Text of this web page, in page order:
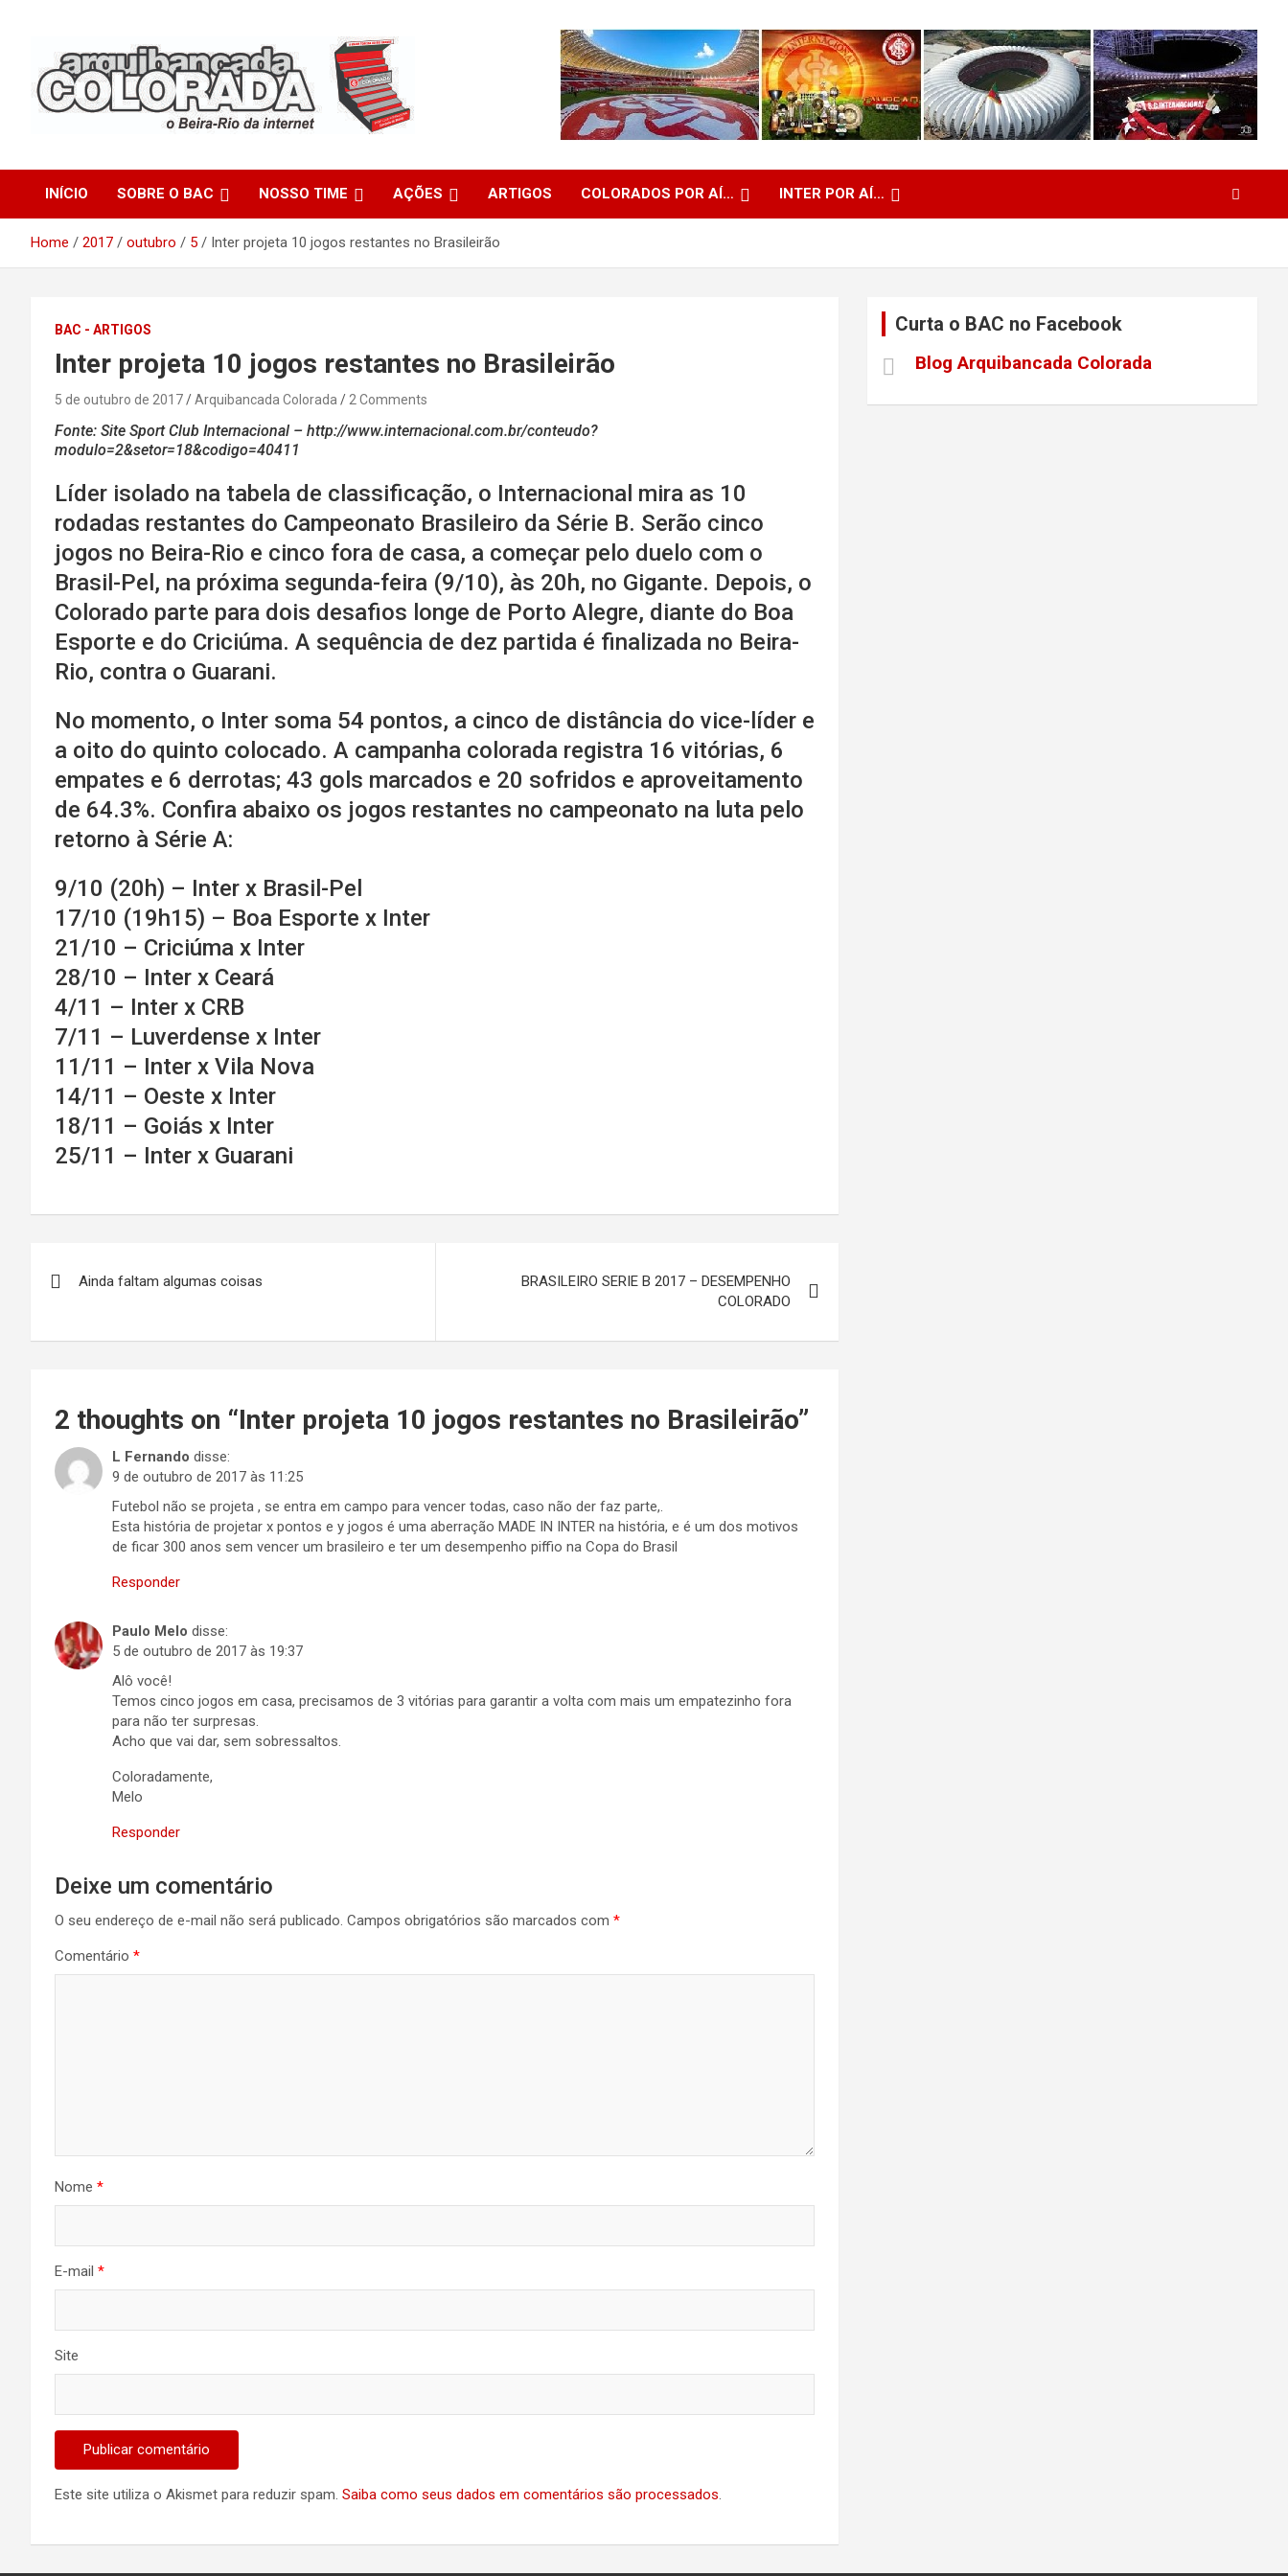
Arquibancada Colorada
INÍCIO SOBRE O BAC NOSSO TIME AÇÕES ARTIGOS COLORADOS POR AÍ… INTER POR AÍ…
Home 2017 outubro 5 Inter projeta 10 jogos restantes no Brasileirão
BAC - ARTIGOS
Inter projeta 10 jogos restantes no Brasileirão
5 de outubro de 2017 Arquibancada Colorada 2 Comments
Fonte: Site Sport Club Internacional – http://www.internacional.com.br/conteudo?
modulo=2&setor=18&codigo=40411
Líder isolado na tabela de classificação, o Internacional mira as 10
rodadas restantes do Campeonato Brasileiro da Série B. Serão cinco
jogos no Beira-Rio e cinco fora de casa, a começar pelo duelo com o
Brasil-Pel, na próxima segunda-feira (9/10), às 20h, no Gigante. Depois, o
Colorado parte para dois desafios longe de Porto Alegre, diante do Boa
Esporte e do Criciúma. A sequência de dez partida é finalizada no Beira-
Rio, contra o Guarani.
No momento, o Inter soma 54 pontos, a cinco de distância do vice-líder e
a oito do quinto colocado. A campanha colorada registra 16 vitórias, 6
empates e 6 derrotas; 43 gols marcados e 20 sofridos e aproveitamento
de 64.3%. Confira abaixo os jogos restantes no campeonato na luta pelo
retorno à Série A:
9/10 (20h) – Inter x Brasil-Pel
17/10 (19h15) – Boa Esporte x Inter
21/10 – Criciúma x Inter
28/10 – Inter x Ceará
4/11 – Inter x CRB
7/11 – Luverdense x Inter
11/11 – Inter x Vila Nova
14/11 – Oeste x Inter
18/11 – Goiás x Inter
25/11 – Inter x Guarani
de
Post
Ainda faltam algumas coisas
BRASILEIRO SERIE B 2017 – DESEMPENHO
COLORADO
2 thoughts on “Inter projeta 10 jogos restantes no Brasileirão”
L Fernando disse:
9 de outubro de 2017 às 11:25
Futebol não se projeta , se entra em campo para vencer todas, caso não der faz parte,.
Esta história de projetar x pontos e y jogos é uma aberração MADE IN INTER na história, e é um dos motivos
de ficar 300 anos sem vencer um brasileiro e ter um desempenho piffio na Copa do Brasil
Responder
Paulo Melo disse:
5 de outubro de 2017 às 19:37
Alô você!
Temos cinco jogos em casa, precisamos de 3 vitórias para garantir a volta com mais um empatezinho fora
para não ter surpresas.
Acho que vai dar, sem sobressaltos.
Coloradamente,
Melo
Responder
Deixe um comentário
O seu endereço de e-mail não será publicado. Campos obrigatórios são marcados com *
Comentário *
Nome *
E-mail *
Site
Este site utiliza o Akismet para reduzir spam. Saiba como seus dados em comentários são processados.
Curta o BAC no Facebook
Blog Arquibancada Colorada